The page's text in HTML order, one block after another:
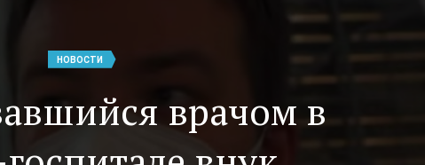
НОВОСТИ
врачом в